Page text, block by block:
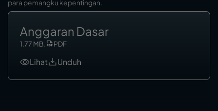
para pemangku kepentingan.
Anggaran Dasar
1.77 MB. PDF
Lihat Unduh